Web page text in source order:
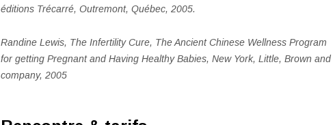
éditions Trécarré, Outremont, Québec, 2005.
Randine Lewis, The Infertility Cure, The Ancient Chinese Wellness Program
for getting Pregnant and Having Healthy Babies, New York, Little, Brown and
company, 2005